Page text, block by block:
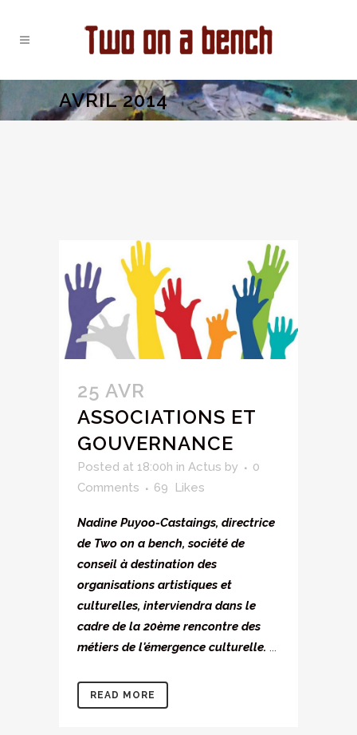
AVRIL 2014
25 AVR
ASSOCIATIONS ET
GOUVERNANCE
Posted at 18:00h in Actus by
0
Comments
69 Likes
Nadine Puyoo-Castaings, directrice
de Two on a bench, société de
conseil à destination des
organisations artistiques et
culturelles, interviendra dans le
cadre de la 20ème rencontre des
métiers de l'émergence culturelle. ...
READ MORE